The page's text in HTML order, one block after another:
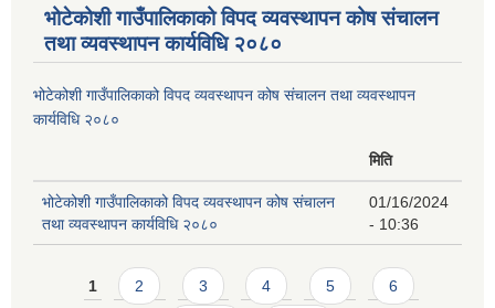
भोटेकोशी गाउँपालिकाको विपद व्यवस्थापन कोष संचालन
तथा व्यवस्थापन कार्यविधि २०८०
भोटेकोशी गाउँपालिकाको विपद व्यवस्थापन कोष संचालन तथा व्यवस्थापन
कार्यविधि २०८०
मिति
भोटेकोशी गाउँपालिकाको विपद व्यवस्थापन कोष संचालन
तथा व्यवस्थापन कार्यविधि २०८०
01/16/2024
- 10:36
Pages
1 2 3 4 5 6